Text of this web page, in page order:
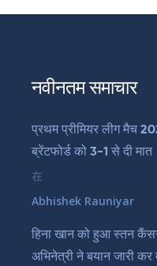
नवीनतम समाचार
प्रथम प्रीमियर लीग मैच
ब्रेंटफोर्ड को 3-1 से दी मात
在
Abhishek Rauniyar
हिना खान को हुआ स्तन
अभिनेत्री ने बयान जारी कर